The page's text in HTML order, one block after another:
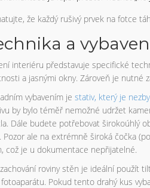
že každý rušivý prvek na fotce
a
interiéru představuje specifické
a jasnými okny. Zároveň je nutné
vybavením je stativ, který je
by bylo téměř nemožné udržet
Dále budete potřebovat širokoúhlý
Pozor ale na extrémně široká čočka
což je u dokumentace nepřijatelné.
roviny stěn je ideální použít
Pokud tento drahý kus